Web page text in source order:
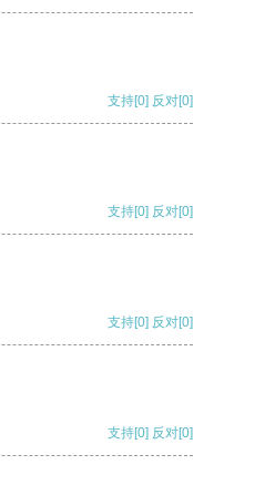
支持[0] 反对[0]
支持[0] 反对[0]
支持[0] 反对[0]
支持[0] 反对[0]